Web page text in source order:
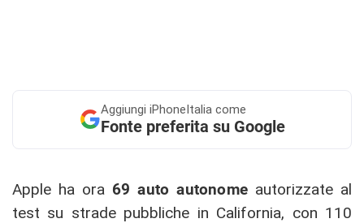
Aggiungi iPhoneItalia come
Fonte preferita su Google
Apple ha ora 69 auto autonome autorizzate al
test su strade pubbliche in California, con 110